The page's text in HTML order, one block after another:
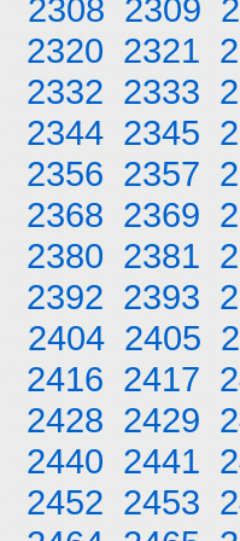
2308 2309
2320 2321
2332 2333
2344 2345
2356 2357
2368 2369
2380 2381
2392 2393
2404 2405
2416 2417
2428 2429
2440 2441
2452 2453